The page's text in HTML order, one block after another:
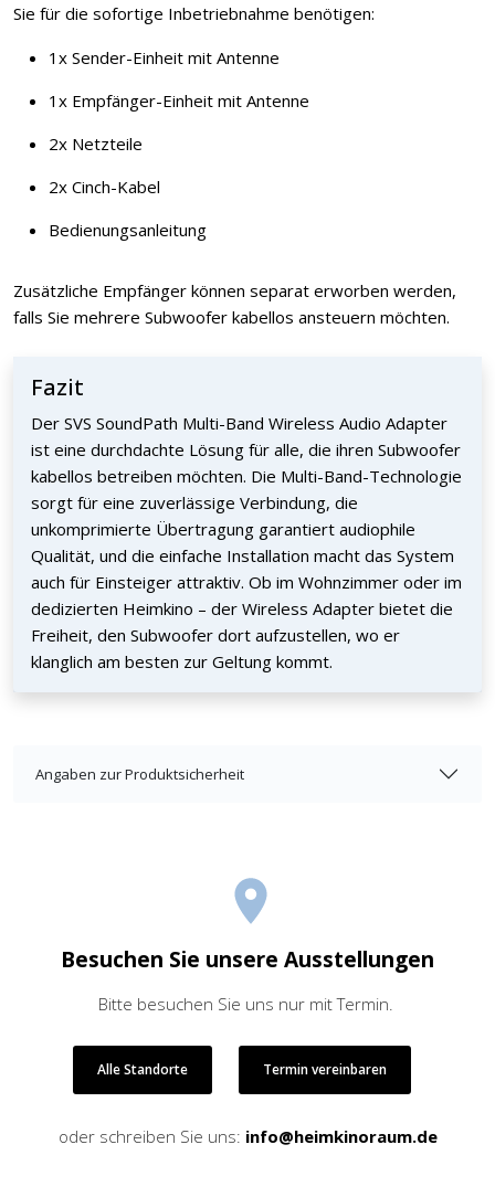
Sie für die sofortige Inbetriebnahme benötigen:
1x Sender-Einheit mit Antenne
1x Empfänger-Einheit mit Antenne
2x Netzteile
2x Cinch-Kabel
Bedienungsanleitung
Zusätzliche Empfänger können separat erworben werden,
falls Sie mehrere Subwoofer kabellos ansteuern möchten.
Fazit
Der SVS SoundPath Multi-Band Wireless Audio Adapter
ist eine durchdachte Lösung für alle, die ihren Subwoofer
kabellos betreiben möchten. Die Multi-Band-Technologie
sorgt für eine zuverlässige Verbindung, die
unkomprimierte Übertragung garantiert audiophile
Qualität, und die einfache Installation macht das System
auch für Einsteiger attraktiv. Ob im Wohnzimmer oder im
dedizierten Heimkino – der Wireless Adapter bietet die
Freiheit, den Subwoofer dort aufzustellen, wo er
klanglich am besten zur Geltung kommt.
Angaben zur Produktsicherheit
Besuchen Sie unsere Ausstellungen
Bitte besuchen Sie uns nur mit Termin.
Alle Standorte Termin vereinbaren
oder schreiben Sie uns: info@heimkinoraum.de